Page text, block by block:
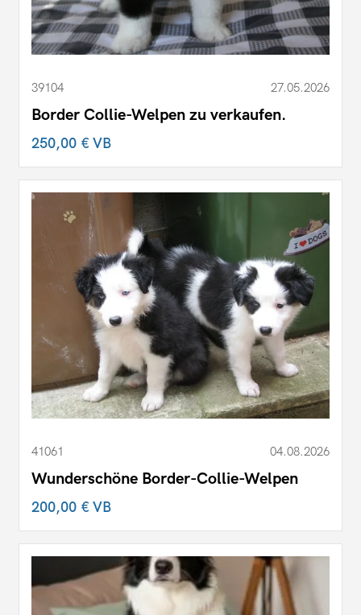
39104 27.05.2026
Border Collie-Welpen zu verkaufen.
250,00 €VB
41061 04.08.2026
Wunderschöne Border-Collie-Welpen
200,00 €VB